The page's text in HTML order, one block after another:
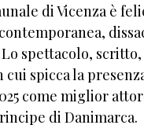
di Vicenza è
Lo spettacolo,
spicca la
come miglior
di Danimarca.